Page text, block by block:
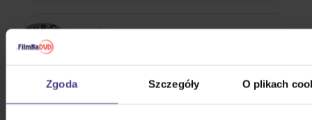
Zgoda Szczegóły O plikach
Aerosmith
ROCK 1989 - 1999